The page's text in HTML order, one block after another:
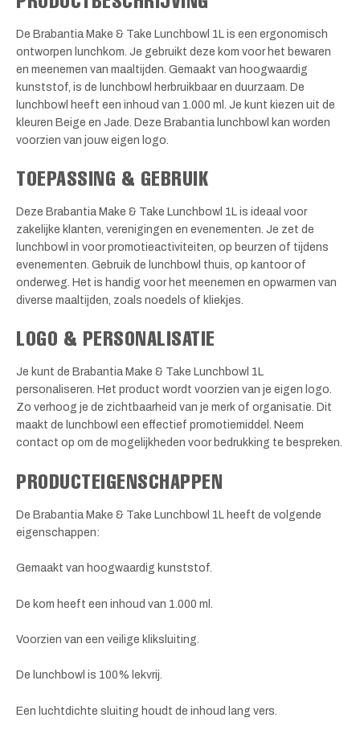
De Brabantia Make & Take Lunchbowl 1L is een ergonomisch
ontworpen lunchkom. Je gebruikt deze kom voor het bewaren
en meenemen van maaltijden. Gemaakt van hoogwaardig
kunststof, is de lunchbowl herbruikbaar en duurzaam. De
lunchbowl heeft een inhoud van 1.000 ml. Je kunt kiezen uit de
kleuren Beige en Jade. Deze Brabantia lunchbowl kan worden
voorzien van jouw eigen logo.
TOEPASSING & GEBRUIK
Deze Brabantia Make & Take Lunchbowl 1L is ideaal voor
zakelijke klanten, verenigingen en evenementen. Je zet de
lunchbowl in voor promotieactiviteiten, op beurzen of tijdens
evenementen. Gebruik de lunchbowl thuis, op kantoor of
onderweg. Het is handig voor het meenemen en opwarmen van
diverse maaltijden, zoals noedels of kliekjes.
LOGO & PERSONALISATIE
Je kunt de Brabantia Make & Take Lunchbowl 1L
personaliseren. Het product wordt voorzien van je eigen logo.
Zo verhoog je de zichtbaarheid van je merk of organisatie. Dit
maakt de lunchbowl een effectief promotiemiddel. Neem
contact op om de mogelijkheden voor bedrukking te bespreken.
PRODUCTEIGENSCHAPPEN
De Brabantia Make & Take Lunchbowl 1L heeft de volgende
eigenschappen:
Gemaakt van hoogwaardig kunststof.
De kom heeft een inhoud van 1.000 ml.
Voorzien van een veilige kliksluiting.
De lunchbowl is 100% lekvrij.
Een luchtdichte sluiting houdt de inhoud lang vers.